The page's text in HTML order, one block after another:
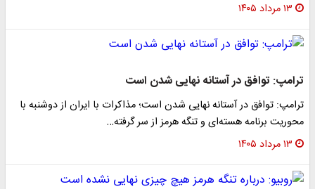
۱۳ مرداد ۱۴۰۵
ترامپ: توافق در آستانه نهایی شدن است
ترامپ: توافق در آستانه نهایی شدن است؛ مذاکرات با ایران از دوشنبه با
محوریت برنامه هسته‌ای و تنگه هرمز از سر گرفته…
۱۳ مرداد ۱۴۰۵